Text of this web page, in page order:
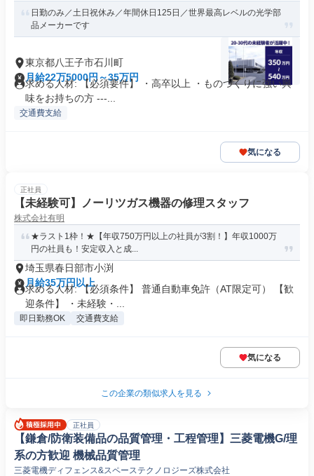
日勤のみ／土日祝休み／年間休日125日／世界最高レベルの光学部
品メーカーです
東京都八王子市石川町
月給22万5000円～35万円
求める人材: 【必須要件】 ・高卒以上 ・ものづくりに強い興
味をお持ちの方 ---...
交通費支給
気になる
正社員
【未経験可】ノーリツガス機器の修理スタッフ
株式会社有明
★ラスト1枠！★【年収750万円以上の社員が3割！】年収1000万
円の社員も！安定収入と成...
埼玉県春日部市小渕
月給35万円以上
求める人材: 【必須条件】 普通自動車免許（AT限定可） 【歓
迎条件】 ・未経験・...
即日勤務OK 交通費支給
気になる
この企業の類似求人を見る
正社員
【鎌倉/防衛装備品の品質管理・工程管理】三菱電機G/理
系の方歓迎 機械品質管理
三菱電機ディフェンス&スペーステクノロジーズ株式会社